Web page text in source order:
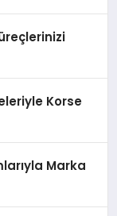
Korse
Marka